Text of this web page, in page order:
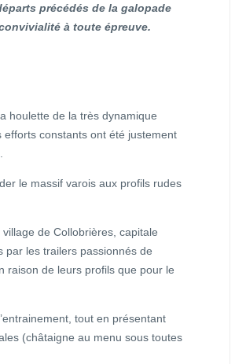
précédés de la galopade
à toute épreuve.
houlette de la très dynamique
constants ont été justement
le massif varois aux profils rudes
de Collobrières, capitale
par les trailers passionnés de
raison de leurs profils que pour le
tout en présentant
(châtaigne au menu sous toutes